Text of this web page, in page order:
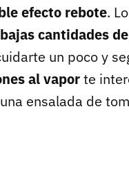
efecto rebote.
cantidades
un poco y
al vaporte
ensalada de